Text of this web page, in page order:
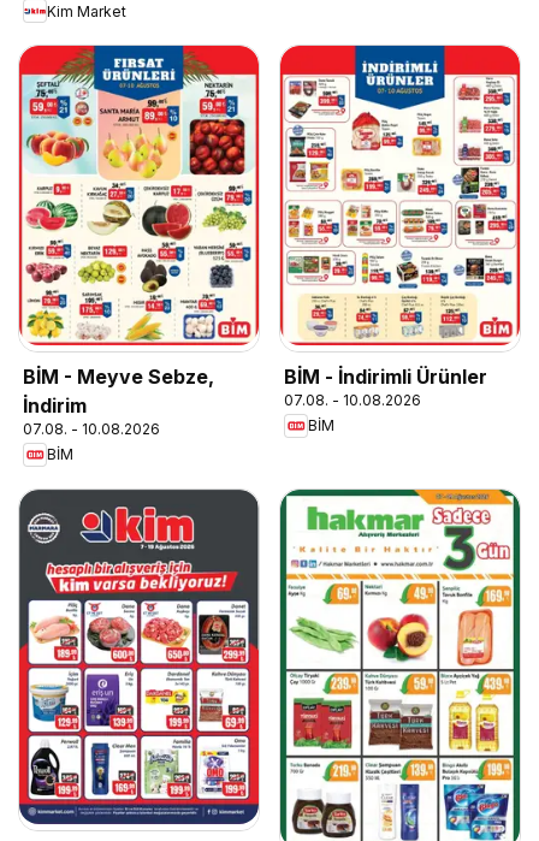
Kim Market
BİM - Meyve Sebze,
İndirim
07.08. - 10.08.2026
BİM
BİM - İndirimli Ürünler
07.08. - 10.08.2026
BİM